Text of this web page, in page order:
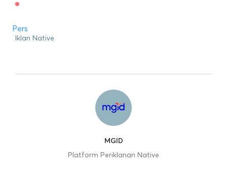
Pers
Iklan Native
MGID
Platform Periklanan Native